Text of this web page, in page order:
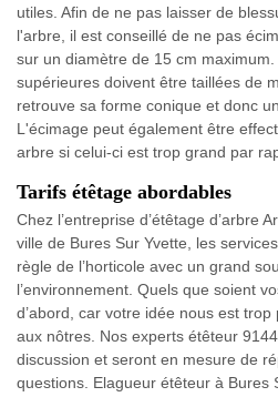
utiles. Afin de ne pas laisser de
l'arbre, il est conseillé de ne pas
sur un diamètre de 15 cm
supérieures doivent être taillées de
retrouve sa forme conique et donc
L'écimage peut également être
arbre si celui-ci est trop grand par
Tarifs étêtage abordables
Chez l’entreprise d’étêtage d’arbre
ville de Bures Sur Yvette, les
règle de l’horticole avec un grand
l’environnement. Quels que soient
d’abord, car votre idée nous est
aux nôtres. Nos experts étêteur
discussion et seront en mesure de
questions. Elagueur étêteur à Bures